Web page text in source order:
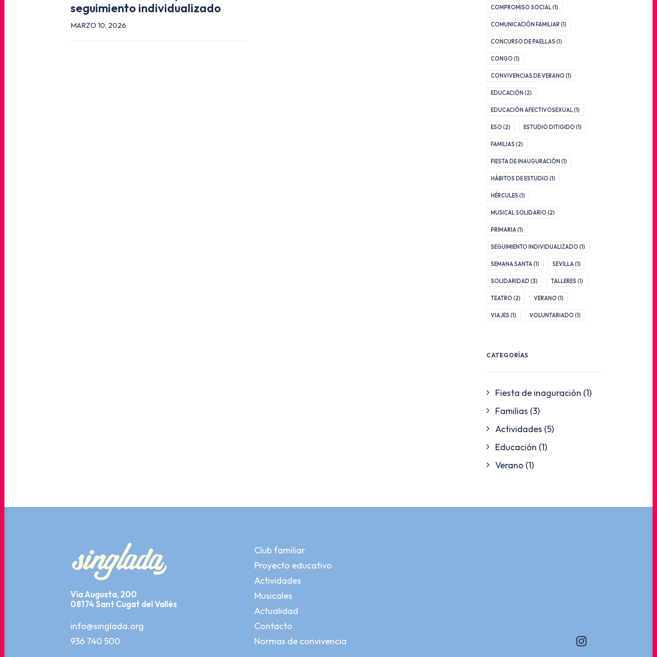
seguimiento individualizado
MARZO 10, 2026
COMPROMISO SOCIAL(1)
COMUNICACIÓN FAMILIAR(1)
CONCURSO DE PAELLAS (1)
CONGO (1)
CONVIVENCIAS DE VERANO (1)
EDUCACIÓN (2)
EDUCACIÓN AFECTIVOSEXUAL(1)
ESO (2) ESTUDIO DITIGIDO (1)
FAMILIAS (2)
FIESTA DE INAUGURACIÓN (1)
HÁBITOS DE ESTUDIO (1)
HÈRCULES (1)
MUSICAL SOLIDARIO (2)
PRIMARIA(1)
SEGUIMIENTO INDIVIDUALIZADO (1)
SEMANA SANTA(1) SEVILLA(1)
SOLIDARIDAD (3) TALLERES (1)
TEATRO (2) VERANO (1)
VIAJES (1) VOLUNTARIADO (1)
CATEGORÍAS
Fiesta de inaguración (1)
Familias (3)
Actividades (5)
Educación (1)
Verano (1)
Via Augusta, 200
08174 Sant Cugat del Vallès
info@singlada.org
936 740 500
Club familiar
Proyecto educativo
Actividades
Musicales
Actualidad
Contacto
Normas de convivencia